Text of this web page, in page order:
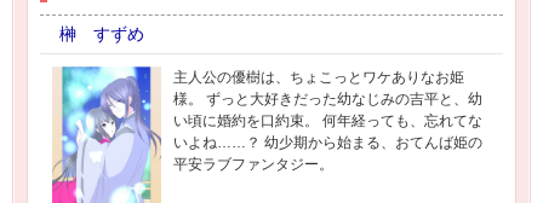
榊 すずめ
主人公の優樹は、ちょこっとワケありなお姫
様。 ずっと大好きだった幼なじみの吉平と、幼
い頃に婚約を口約束。 何年経っても、忘れてな
いよね……？ 幼少期から始まる、おてんば姫の
平安ラブファンタジー。